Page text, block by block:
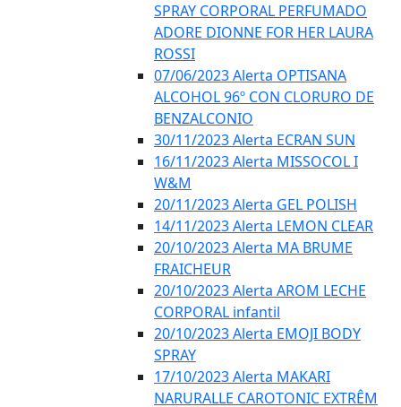
SPRAY CORPORAL PERFUMADO
ADORE DIONNE FOR HER LAURA
ROSSI
07/06/2023 Alerta OPTISANA
ALCOHOL 96º CON CLORURO DE
BENZALCONIO
30/11/2023 Alerta ECRAN SUN
16/11/2023 Alerta MISSOCOL I
W&M
20/11/2023 Alerta GEL POLISH
14/11/2023 Alerta LEMON CLEAR
20/10/2023 Alerta MA BRUME
FRAICHEUR
20/10/2023 Alerta AROM LECHE
CORPORAL infantil
20/10/2023 Alerta EMOJI BODY
SPRAY
17/10/2023 Alerta MAKARI
NARURALLE CAROTONIC EXTRÊM